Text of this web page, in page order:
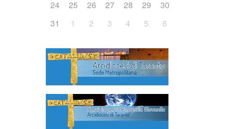
24
25 26 27 28 29
30
31
1 2 3 4 5 6